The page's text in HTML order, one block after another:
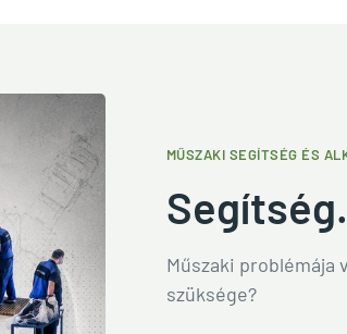
MŰSZAKI SEGÍTSÉG ÉS
Műszaki
szüksége?